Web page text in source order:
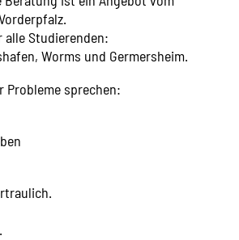
Studierenden:
Worms und Germersheim.
Probleme sprechen: